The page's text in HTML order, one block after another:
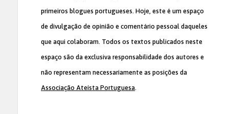
primeiros blogues portugueses. Hoje, este é um espaço
de divulgação de opinião e comentário pessoal daqueles
que aqui colaboram. Todos os textos publicados neste
espaço são da exclusiva responsabilidade dos autores e
não representam necessariamente as posições da
Associação Ateísta Portuguesa.